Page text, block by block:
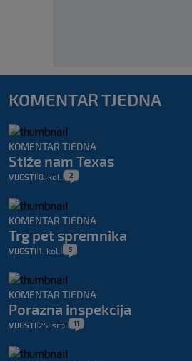
KOMENTAR TJEDNA
KOMENTAR TJEDNA
Stiže nam Texas
VIJESTI 8. kol. 2
KOMENTAR TJEDNA
Trg pet spremnika
VIJESTI 1. kol. 5
KOMENTAR TJEDNA
Porazna inspekcija
VIJESTI 25. srp. 11